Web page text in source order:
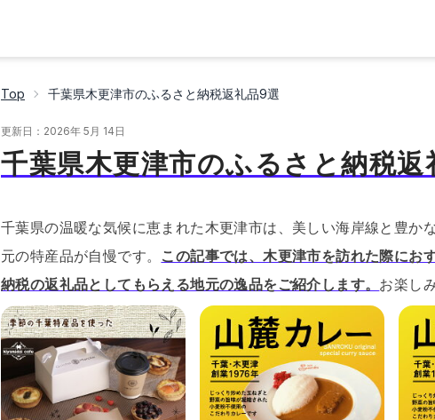
Top 千葉県木更津市のふるさと納税返礼品9選
更新日： 2026年 5月 14日
千葉県木更津市のふるさと納税返
千葉県の温暖な気候に恵まれた木更津市は、美しい海岸線と豊か
元の特産品が自慢です。 この記事では、木更津市を訪れた際にお
納税の返礼品としてもらえる地元の逸品をご紹介します。 お楽し